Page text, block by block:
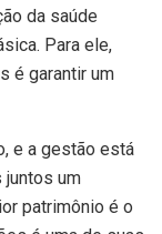
da saúde
Para ele,
é garantir um
e a gestão está
um
patrimônio é o